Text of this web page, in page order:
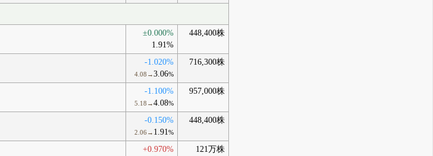
±0.000%
1.91%
448,400株
-1.020%
4.08→3.06%
716,300株
-1.100%
5.18→4.08%
957,000株
-0.150%
2.06→ 1.91%
448,400株
+0.970% 121万株